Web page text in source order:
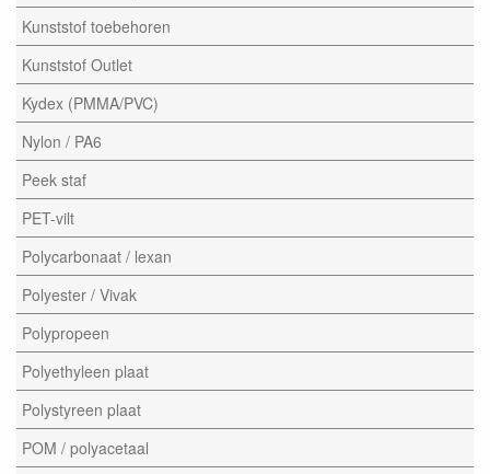
Kunststof toebehoren
Kunststof Outlet
Kydex (PMMA/PVC)
Nylon / PA6
Peek staf
PET-vilt
Polycarbonaat / lexan
Polyester / Vivak
Polypropeen
Polyethyleen plaat
Polystyreen plaat
POM / polyacetaal